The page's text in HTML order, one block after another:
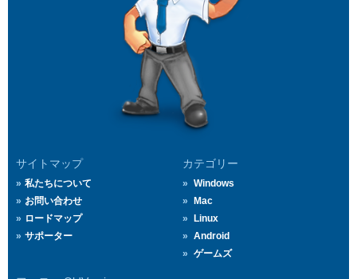
サイトマップ
私たちについて
お問い合わせ
ロードマップ
サポーター
カテゴリー
Windows
Mac
Linux
Android
ゲームズ